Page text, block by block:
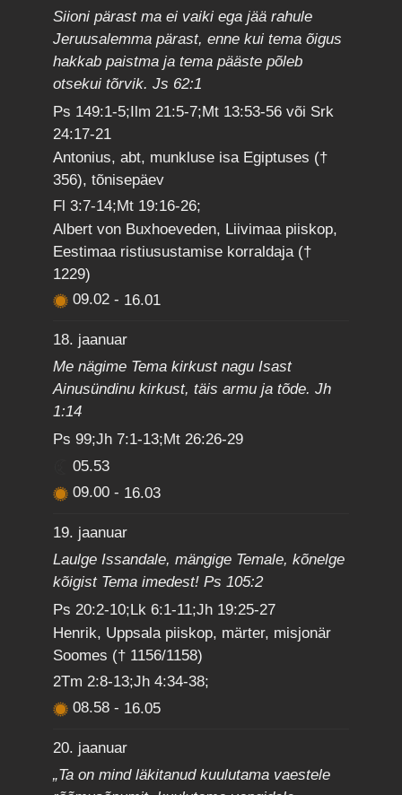
Siioni pärast ma ei vaiki ega jää rahule
Jeruusalemma pärast, enne kui tema õigus
hakkab paistma ja tema pääste põleb
otsekui tõrvik. Js 62:1
Ps 149:1-5;Ilm 21:5-7;Mt 13:53-56 või Srk
24:17-21
Antonius, abt, munkluse isa Egiptuses (†
356), tõnisepäev
Fl 3:7-14;Mt 19:16-26;
Albert von Buxhoeveden, Liivimaa piiskop,
Eestimaa ristiusustamise korraldaja (†
1229)
09.02- 16.01
18. jaanuar
Me nägime Tema kirkust nagu Isast
Ainusündinu kirkust, täis armu ja tõde. Jh
1:14
Ps 99;Jh 7:1-13;Mt 26:26-29
05.53
09.00- 16.03
19. jaanuar
Laulge Issandale, mängige Temale, kõnelge
kõigist Tema imedest! Ps 105:2
Ps 20:2-10;Lk 6:1-11;Jh 19:25-27
Henrik, Uppsala piiskop, märter, misjonär
Soomes († 1156/1158)
2Tm 2:8-13;Jh 4:34-38;
08.58- 16.05
20. jaanuar
„Ta on mind läkitanud kuulutama vaestele